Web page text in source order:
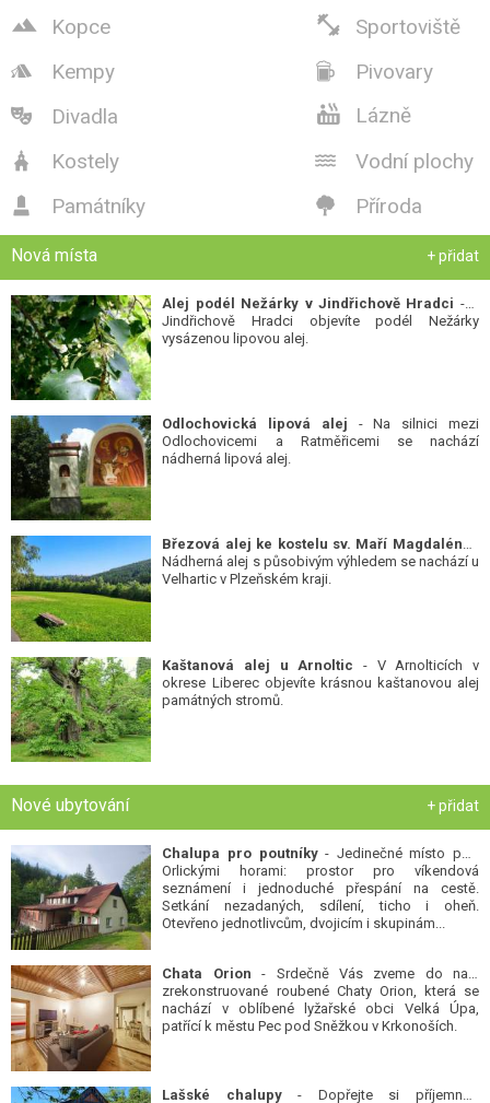
 Kopce  Sportoviště
 Kempy  Pivovary
 Divadla  Lázně
 Kostely  Vodní plochy
 Památníky  Příroda
Nová místa + přidat
Alej podél Nežárky v Jindřichově Hradci - V
Jindřichově Hradci objevíte podél Nežárky
vysázenou lipovou alej.
Odlochovická lipová alej - Na silnici mezi
Odlochovicemi a Ratměřicemi se nachází
nádherná lipová alej.
Březová alej ke kostelu sv. Maří Magdalény-
Nádherná alej s působivým výhledem se nachází u
Velhartic v Plzeňském kraji.
Kaštanová alej u Arnoltic - V Arnolticích v
okrese Liberec objevíte krásnou kaštanovou alej
památných stromů.
Nové ubytování + přidat
Chalupa pro poutníky- Jedinečné místo pod
Orlickými horami: prostor pro víkendová
seznámení i jednoduché přespání na cestě.
Setkání nezadaných, sdílení, ticho i oheň.
Otevřeno jednotlivcům, dvojicím i skupinám...
Chata Orion - Srdečně Vás zveme do naší
zrekonstruované roubené Chaty Orion, která se
nachází v oblíbené lyžařské obci Velká Úpa,
patřící k městu Pec pod Sněžkou v Krkonoších.
Lašské chalupy- Dopřejte si příjemnou